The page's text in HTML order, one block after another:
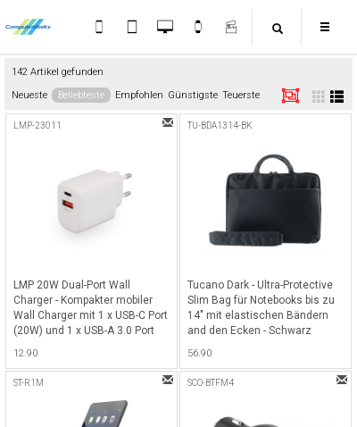
142 Artikel gefunden
Neueste Beliebteste Empfohlen Günstigste Teuerste
LMP-23011
LMP 20W Dual-Port Wall
Charger - Kompakter mobiler
Wall Charger mit 1 x USB-C Port
(20W) und 1 x USB-A 3.0 Port
12.90
TU-BDA1314-BK
Tucano Dark - Ultra-Protective
Slim Bag für Notebooks bis zu
14" mit elastischen Bändern
and den Ecken - Schwarz
56.90
ST-R1M SCO-BTFM4